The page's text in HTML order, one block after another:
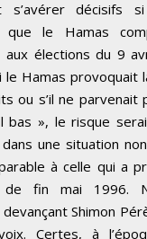
s’avérer décisifs
que le Hamas
élections du 9
Hamas provoquait
ou s’il ne parvenait
bas », le risque
une situation
à celle qui a
de fin mai 1996.
Shimon
Certes, à